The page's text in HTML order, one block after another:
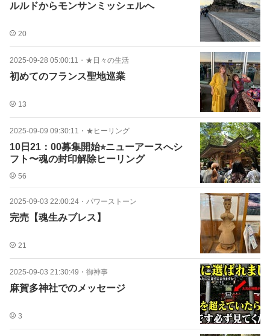
ルルドからモンサンミッシェルへ
20
2025-09-28 05:00:11 ・ ★日々の生活
初めてのフランス聖地巡業
13
2025-09-09 09:30:11 ・ ★ヒーリング
10日21：00募集開始⭐︎ニューアースへシ
フト〜魂の封印解除ヒーリング
56
2025-09-03 22:00:24 ・ パワーストーン
完売【魂生みブレス】
21
2025-09-03 21:30:49 ・ 御神事
麻賀多神社でのメッセージ
3